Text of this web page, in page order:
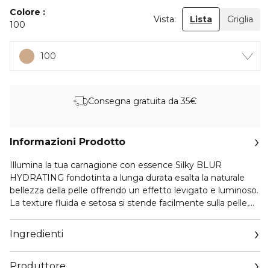
Colore
100
Vista: Lista Griglia
100
Consegna gratuita da 35€
Informazioni Prodotto
Illumina la tua carnagione con essence Silky BLUR
HYDRATING fondotinta a lunga durata esalta la naturale
bellezza della pelle offrendo un effetto levigato e luminoso.
La texture fluida e setosa si stende facilmente sulla pelle,
imperfezioni senza nascondere la naturale radiosità del viso.
Arricchito con estratto di fico d’India, dona una sensazione
leggera e traspirante garantendo comfort a lunga durata
Ingredienti